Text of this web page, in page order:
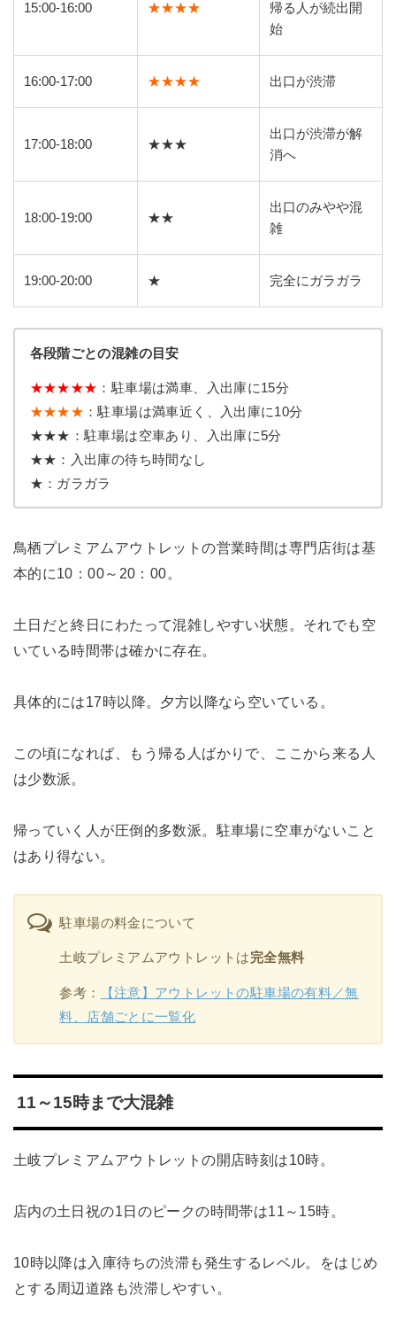
15:00-16:00 ★★★★
帰る人が続出開
始
16:00-17:00 ★★★★ 出口が渋滞
17:00-18:00 ★★★
出口が渋滞が解
消へ
18:00-19:00 ★★
出口のみやや混
雑
19:00-20:00 ★ 完全にガラガラ
各段階ごとの混雑の目安
★★★★★ ：駐車場は満車、入出庫に15分
★★★★ ：駐車場は満車近く、入出庫に10分
★★★：駐車場は空車あり、入出庫に5分
★★：入出庫の待ち時間なし
★：ガラガラ
鳥栖プレミアムアウトレットの営業時間は専門店街は基
本的に10：00～20：00。
土日だと終日にわたって混雑しやすい状態。それでも空
いている時間帯は確かに存在。
具体的には17時以降。夕方以降なら空いている。
この頃になれば、もう帰る人ばかりで、ここから来る人
は少数派。
帰っていく人が圧倒的多数派。駐車場に空車がないこと
はあり得ない。
駐車場の料金について
土岐プレミアムアウトレットは完全無料
参考：
【注意】アウトレットの駐車場の有料／無
料、店舗ごとに一覧化
11～15時まで大混雑
土岐プレミアムアウトレットの開店時刻は10時。
店内の土日祝の1日のピークの時間帯は11～15時。
10時以降は入庫待ちの渋滞も発生するレベル。をはじめ
とする周辺道路も渋滞しやすい。